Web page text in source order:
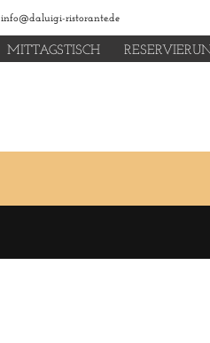
info@daluigi-ristorante.de
MITTAGSTISCH